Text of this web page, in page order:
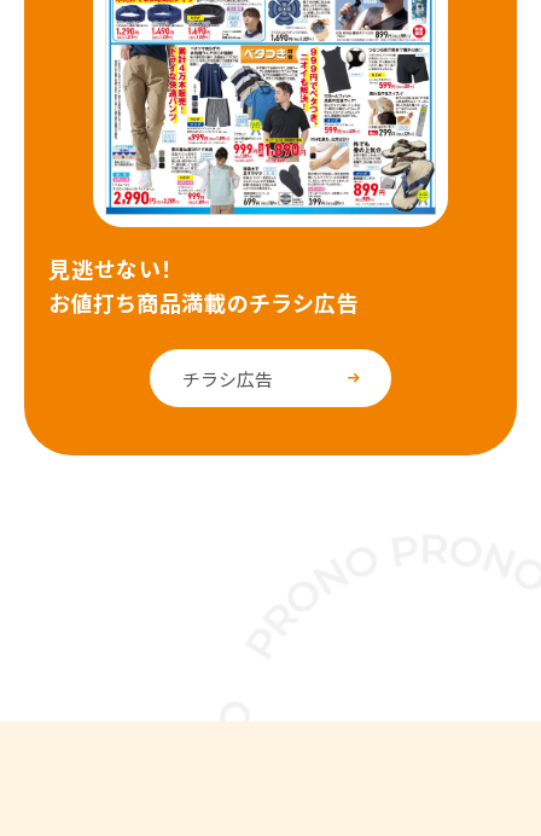
見逃せない！
お値打ち商品満載のチラシ広告
チラシ広告